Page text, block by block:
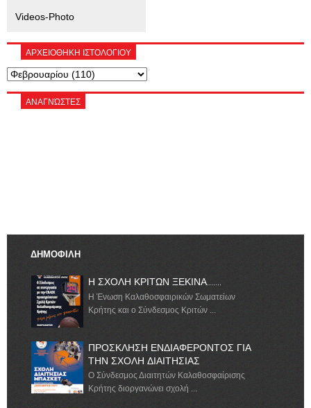
Videos-Photo
ΑΡΧΕΙΟΘΗΚΗ ΙΣΤΟΛΟΓΙΟΥ
ΑΝΑΓΝΏΣΤΕΣ
ΔΗΜΟΦΙΛΗ
Η ΣΧΟΛΗ ΚΡΙΤΩΝ ΞΕΚΙΝΑ.......
Η Ένωση Καλαθοσφαιρικών Σωματείων
Κρήτης και ο Σύνδεσμος Κριτών ...
ΠΡΟΣΚΛΗΣΗ ΕΝΔΙΑΦΕΡΟΝΤΟΣ ΓΙΑ
ΤΗΝ ΣΧΟΛΗ ΔΙΑΙΤΗΣΙΑΣ
Ο Σύνδεσμος Διαιτητών Καλαθοσφαίρισης
Κρήτης διοργανώνει σχολή ...